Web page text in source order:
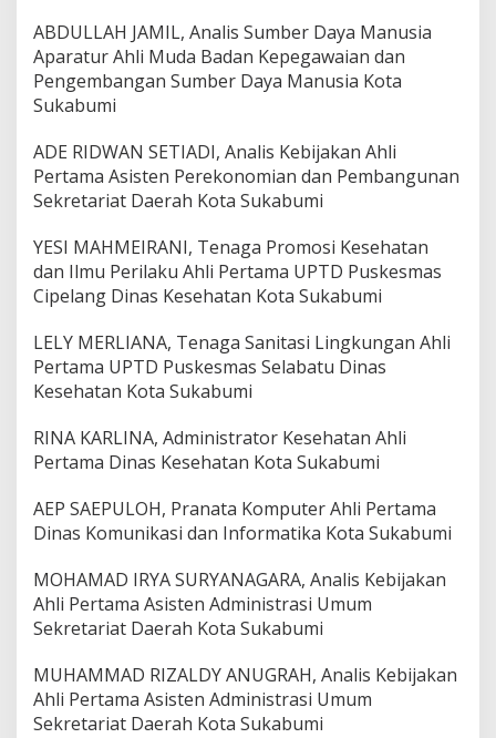
ABDULLAH JAMIL, Analis Sumber Daya Manusia
Aparatur Ahli Muda Badan Kepegawaian dan
Pengembangan Sumber Daya Manusia Kota
Sukabumi
ADE RIDWAN SETIADI, Analis Kebijakan Ahli
Pertama Asisten Perekonomian dan Pembangunan
Sekretariat Daerah Kota Sukabumi
YESI MAHMEIRANI, Tenaga Promosi Kesehatan
dan Ilmu Perilaku Ahli Pertama UPTD Puskesmas
Cipelang Dinas Kesehatan Kota Sukabumi
LELY MERLIANA, Tenaga Sanitasi Lingkungan Ahli
Pertama UPTD Puskesmas Selabatu Dinas
Kesehatan Kota Sukabumi
RINA KARLINA, Administrator Kesehatan Ahli
Pertama Dinas Kesehatan Kota Sukabumi
AEP SAEPULOH, Pranata Komputer Ahli Pertama
Dinas Komunikasi dan Informatika Kota Sukabumi
MOHAMAD IRYA SURYANAGARA, Analis Kebijakan
Ahli Pertama Asisten Administrasi Umum
Sekretariat Daerah Kota Sukabumi
MUHAMMAD RIZALDY ANUGRAH, Analis Kebijakan
Ahli Pertama Asisten Administrasi Umum
Sekretariat Daerah Kota Sukabumi